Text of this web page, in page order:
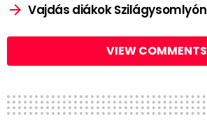
Vajdás diákok Szilágysomlyón
VIEW COMMENTS